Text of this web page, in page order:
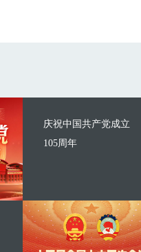
庆祝中国共产党成立
105周年